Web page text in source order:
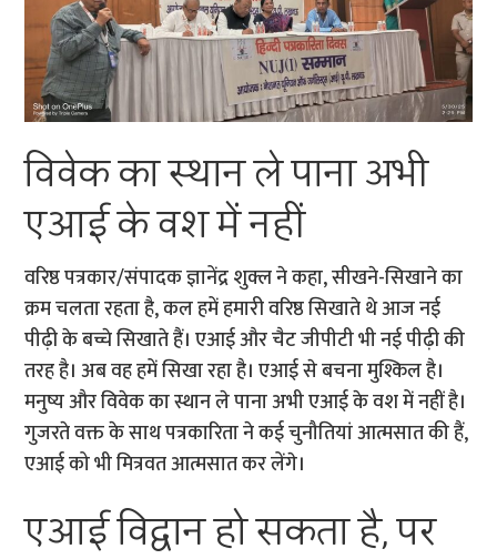
विवेक का स्थान ले पाना अभी
एआई के वश में नहीं
वरिष्ठ पत्रकार/संपादक ज्ञानेंद्र शुक्ल ने कहा, सीखने-सिखाने का
क्रम चलता रहता है, कल हमें हमारी वरिष्ठ सिखाते थे आज नई
पीढ़ी के बच्चे सिखाते हैं। एआई और चैट जीपीटी भी नई पीढ़ी की
तरह है। अब वह हमें सिखा रहा है। एआई से बचना मुश्किल है।
मनुष्य और विवेक का स्थान ले पाना अभी एआई के वश में नहीं है।
गुजरते वक्त के साथ पत्रकारिता ने कई चुनौतियां आत्मसात की हैं,
एआई को भी मित्रवत आत्मसात कर लेंगे।
एआई विद्वान हो सकता है, पर